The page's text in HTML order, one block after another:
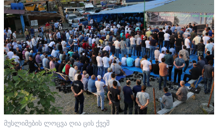
მუსლიმების ლოცვა ღია ცის ქვეშ